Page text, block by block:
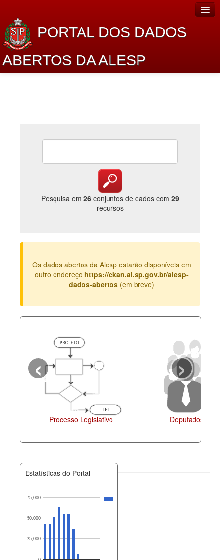
PORTAL DOS DADOS
ABERTOS DA ALESP
Lei de Acesso à Informação
Catálogo de dados
Legislação
Perguntas frequentes
Pesquisa em 26conjuntos de dados com 29
recursos
Os dados abertos da Alesp estarão disponíveis em
outro endereço https://ckan.al.sp.gov.br/alesp-
dados-abertos (em breve)
Processo Legislativo Deputados
‹ ›
Estatísticas do Portal
25,000
50,000
75,000